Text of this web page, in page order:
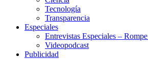
Tecnología
Transparencia
Especiales
Entrevistas Especiales –
Videopodcast
Publicidad